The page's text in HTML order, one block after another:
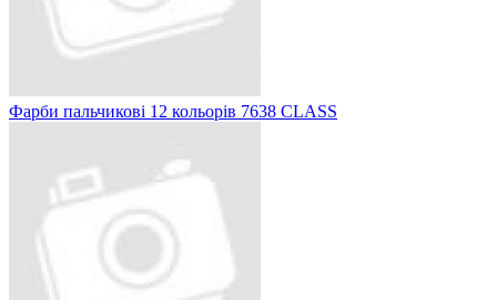
Фарби пальчикові 12 кольорів 7638 CLASS